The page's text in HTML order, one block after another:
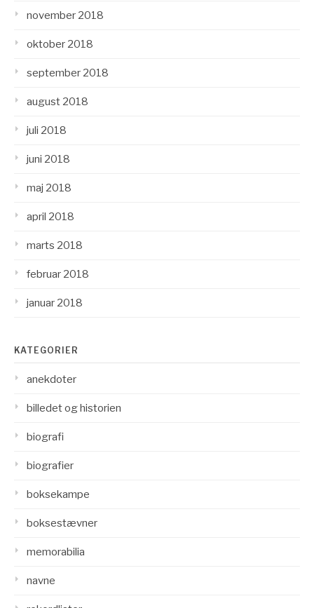
november 2018
oktober 2018
september 2018
august 2018
juli 2018
juni 2018
maj 2018
april 2018
marts 2018
februar 2018
januar 2018
KATEGORIER
anekdoter
billedet og historien
biografi
biografier
boksekampe
boksestævner
memorabilia
navne